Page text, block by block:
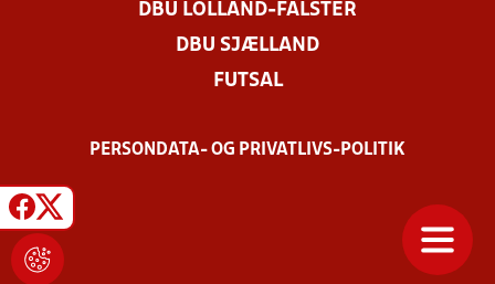
DBU LOLLAND-FALSTER
DBU SJÆLLAND
FUTSAL
PERSONDATA- OG PRIVATLIVS-POLITIK